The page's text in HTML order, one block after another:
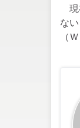
現
な
（